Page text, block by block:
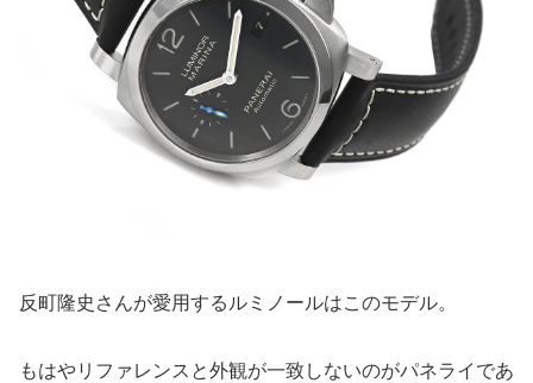
反町隆史さんが愛用するルミノールはこのモデル。
もはやリファレンスと外観が一致しないのがパネライであ